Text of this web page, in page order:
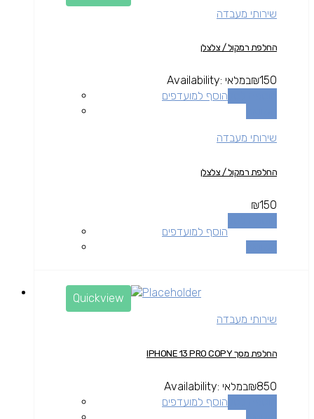
שירותי מעבדה
החלפת רמקול / צלצלן
₪150
Availability: במלאי
הוסף למועדפים
שירותי מעבדה
החלפת רמקול / צלצלן
₪150
הוסף למועדפים
Quickview
שירותי מעבדה
החלפת מסך IPHONE 13 PRO COPY
₪850
Availability: במלאי
הוסף למועדפים